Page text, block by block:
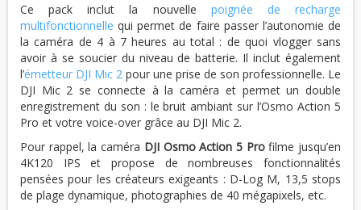
Ce pack inclut la nouvelle poignée de recharge
multifonctionnelle qui permet de faire passer l’autonomie de
la caméra de 4 à 7 heures au total : de quoi vlogger sans
avoir à se soucier du niveau de batterie. Il inclut également
l’émetteur DJI Mic 2 pour une prise de son professionnelle. Le
DJI Mic 2 se connecte à la caméra et permet un double
enregistrement du son : le bruit ambiant sur l’Osmo Action 5
Pro et votre voice-over grâce au DJI Mic 2.
Pour rappel, la caméra DJI Osmo Action 5 Profilme jusqu’en
4K120 IPS et propose de nombreuses fonctionnalités
pensées pour les créateurs exigeants : D-Log M, 13,5 stops
de plage dynamique, photographies de 40 mégapixels, etc.